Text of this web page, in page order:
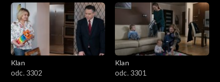
Klan
odc. 3302
Klan
odc. 3301